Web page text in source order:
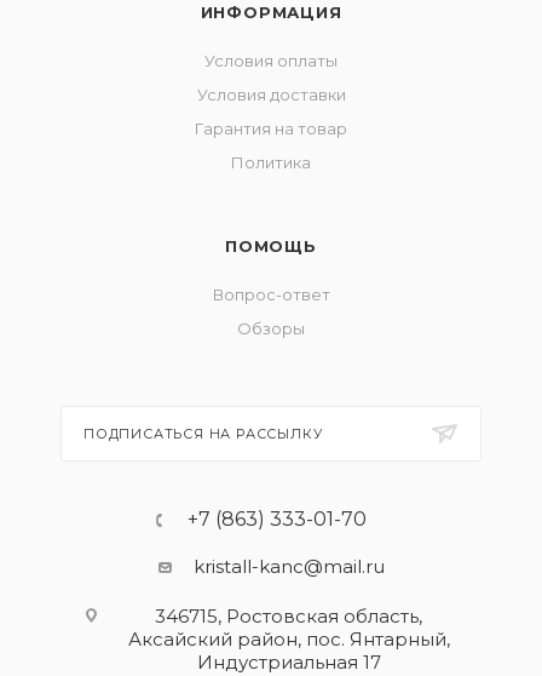
ИНФОРМАЦИЯ
Условия оплаты
Условия доставки
Гарантия на товар
Политика
ПОМОЩЬ
Вопрос-ответ
Обзоры
ПОДПИСАТЬСЯ НА РАССЫЛКУ
+7 (863) 333-01-70
kristall-kanc@mail.ru
346715, Ростовская область​,
Аксайский район, пос. Янтарный,
Индустриальная 17